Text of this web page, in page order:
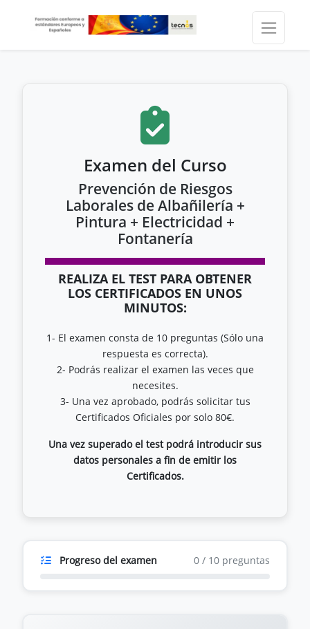
Examen del Curso
Prevención de Riesgos
Laborales de Albañilería +
Pintura + Electricidad +
Fontanería
REALIZA EL TEST PARA OBTENER
LOS CERTIFICADOS EN UNOS
MINUTOS:
1- El examen consta de 10 preguntas (Sólo una
respuesta es correcta).
2- Podrás realizar el examen las veces que
necesites.
3- Una vez aprobado, podrás solicitar tus
Una vez superado el test podrá introducir sus
datos personales a fin de emitir los
Certificados.
Progreso del examen 0 / 10 preguntas